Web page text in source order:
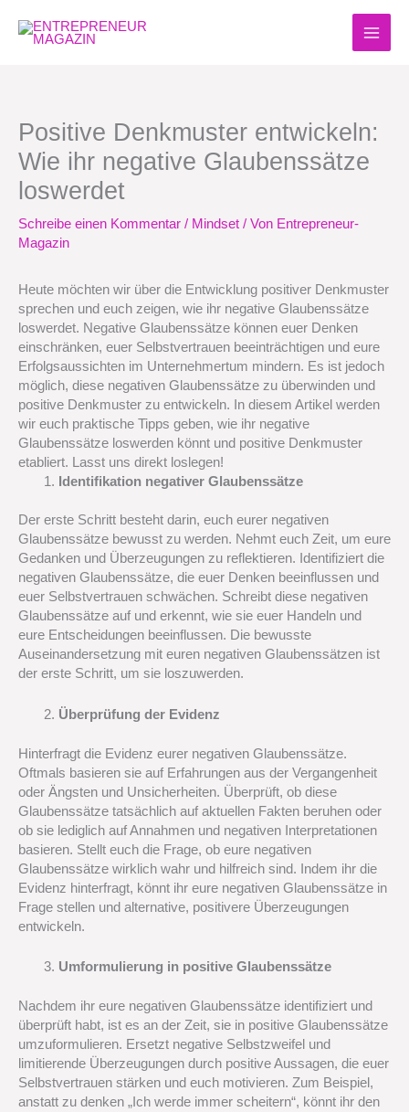
Inhalt
springen
Positive Denkmuster entwickeln:
Wie ihr negative Glaubenssätze
loswerdet
Schreibe einen Kommentar / Mindset / Von Entrepreneur-
Magazin
Heute möchten wir über die Entwicklung positiver Denkmuster
sprechen und euch zeigen, wie ihr negative Glaubenssätze
loswerdet. Negative Glaubenssätze können euer Denken
einschränken, euer Selbstvertrauen beeinträchtigen und eure
Erfolgsaussichten im Unternehmertum mindern. Es ist jedoch
möglich, diese negativen Glaubenssätze zu überwinden und
positive Denkmuster zu entwickeln. In diesem Artikel werden
wir euch praktische Tipps geben, wie ihr negative
Glaubenssätze loswerden könnt und positive Denkmuster
etabliert. Lasst uns direkt loslegen!
Identifikation negativer Glaubenssätze
Der erste Schritt besteht darin, euch eurer negativen
Glaubenssätze bewusst zu werden. Nehmt euch Zeit, um eure
Gedanken und Überzeugungen zu reflektieren. Identifiziert die
negativen Glaubenssätze, die euer Denken beeinflussen und
euer Selbstvertrauen schwächen. Schreibt diese negativen
Glaubenssätze auf und erkennt, wie sie euer Handeln und
eure Entscheidungen beeinflussen. Die bewusste
Auseinandersetzung mit euren negativen Glaubenssätzen ist
der erste Schritt, um sie loszuwerden.
Überprüfung der Evidenz
Hinterfragt die Evidenz eurer negativen Glaubenssätze.
Oftmals basieren sie auf Erfahrungen aus der Vergangenheit
oder Ängsten und Unsicherheiten. Überprüft, ob diese
Glaubenssätze tatsächlich auf aktuellen Fakten beruhen oder
ob sie lediglich auf Annahmen und negativen Interpretationen
basieren. Stellt euch die Frage, ob eure negativen
Glaubenssätze wirklich wahr und hilfreich sind. Indem ihr die
Evidenz hinterfragt, könnt ihr eure negativen Glaubenssätze in
Frage stellen und alternative, positivere Überzeugungen
entwickeln.
Umformulierung in positive Glaubenssätze
Nachdem ihr eure negativen Glaubenssätze identifiziert und
überprüft habt, ist es an der Zeit, sie in positive Glaubenssätze
umzuformulieren. Ersetzt negative Selbstzweifel und
limitierende Überzeugungen durch positive Aussagen, die euer
Selbstvertrauen stärken und euch motivieren. Zum Beispiel,
anstatt zu denken „Ich werde immer scheitern“, könnt ihr den